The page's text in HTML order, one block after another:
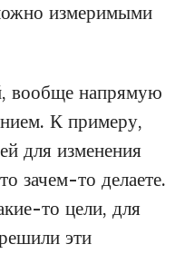
измеримыми
вообще напрямую
К примеру,
для изменения
зачем-то делаете.
то цели, для
эти